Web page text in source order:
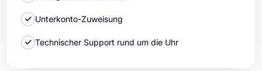
Unterkonto-Zuweisung
Technischer Support rund um die Uhr